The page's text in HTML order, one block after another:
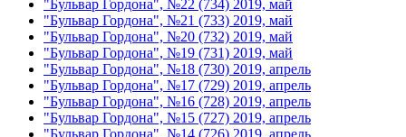
"Бульвар Гордона", №22 (734) 2019, май
"Бульвар Гордона", №21 (733) 2019, май
"Бульвар Гордона", №20 (732) 2019, май
"Бульвар Гордона", №19 (731) 2019, май
"Бульвар Гордона", №18 (730) 2019, апрель
"Бульвар Гордона", №17 (729) 2019, апрель
"Бульвар Гордона", №16 (728) 2019, апрель
"Бульвар Гордона", №15 (727) 2019, апрель
"Бульвар Гордона", №14 (726) 2019, апрель